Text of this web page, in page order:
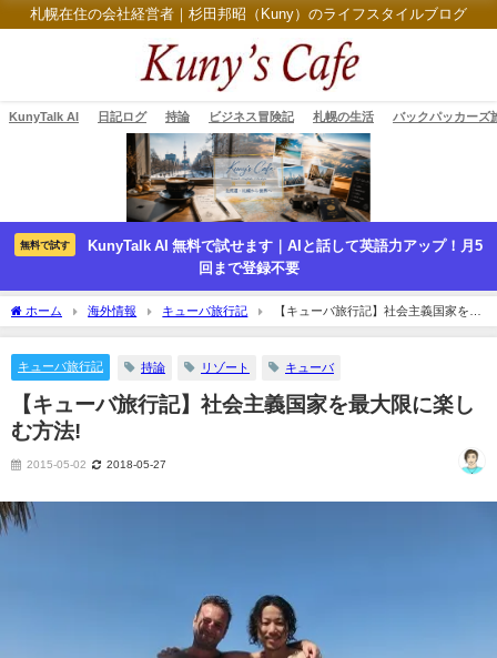
札幌在住の会社経営者｜杉田邦昭（Kuny）のライフスタイルブログ
KunyTalk AI 日記ログ 持論 ビジネス冒険記 札幌の生活 バックパッカーズ
無料で試す
KunyTalk AI 無料で試せます｜AIと話して英語力アップ！月5
回まで登録不要
ホーム 海外情報 キューバ旅行記
【キューバ旅行記】社会主義国家を最
大限に楽しむ方法!
キューバ旅行記 持論 リゾート キューバ
【キューバ旅行記】社会主義国家を最大限に楽し
む方法!
2015-05-02 2018-05-27